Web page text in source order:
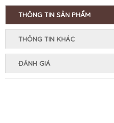
THÔNG TIN SẢN PHẨM
THÔNG TIN KHÁC
ĐÁNH GIÁ